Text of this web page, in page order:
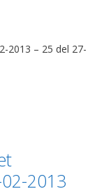
2013 – 25 del 27-
2013